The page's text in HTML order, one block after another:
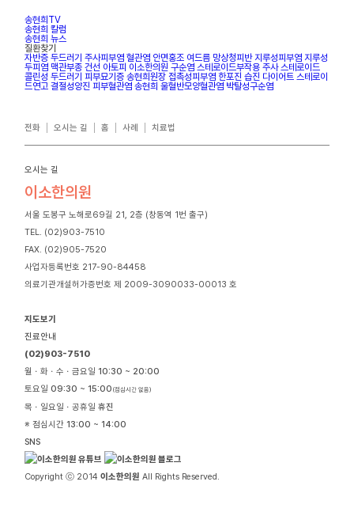
송현희TV
송현희 칼럼
송현희 뉴스
질환찾기
자반증 두드러기 주사피부염 혈관염 안면홍조 여드름 망상청피반 지루성피부염 지루성
두피염 맥관부종 건선 아토피 이소한의원 구순염 스테로이드부작용 주사 스테로이드
콜린성 두드러기 피부묘기증 송현희원장 접촉성피부염 한포진 습진 다이어트 스테로이
드연고 결절성양진 피부혈관염 송현희 울혈반모양혈관염 박탈성구순염
전화 오시는 길 홈 사례 치료법
오시는 길
이소한의원
서울 도봉구 노해로69길 21, 2층 (창동역 1번 출구)
TEL. (02)903-7510
FAX. (02)905-7520
사업자등록번호 217-90-84458
의료기관개설허가증번호 제 2009-3090033-00013 호
지도보기
진료안내
(02)903-7510
월ㆍ화ㆍ수ㆍ금요일10:30 ~ 20:00
토요일09:30 ~ 15:00 (점심시간 없음)
목ㆍ일요일ㆍ공휴일휴진
※ 점심시간13:00 ~ 14:00
SNS
Copyright ⓒ 2014이소한의원 All Rights Reserved.